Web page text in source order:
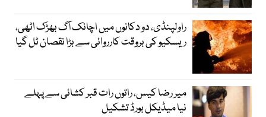
راولپنڈی، دو دکانوں میں اچانک آگ بھڑک اٹھی،
ریسکیو کی بروقت کارروائی سے بڑا نقصان ٹل گیا
میر رضا کیس، راتوں رات قبر کشائی سے پہلے
نیا میڈیکل بورڈ تشکیل